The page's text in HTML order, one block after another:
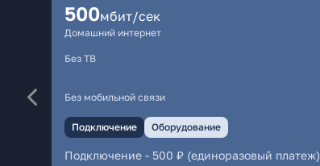
500мбит/сек
Домашний интернет
Без ТВ
Без мобильной связи
Подключение Оборудование
Подключение - 500 ₽ (единоразовый платеж)